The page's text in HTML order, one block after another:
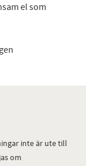
el som
inte är ute till
om